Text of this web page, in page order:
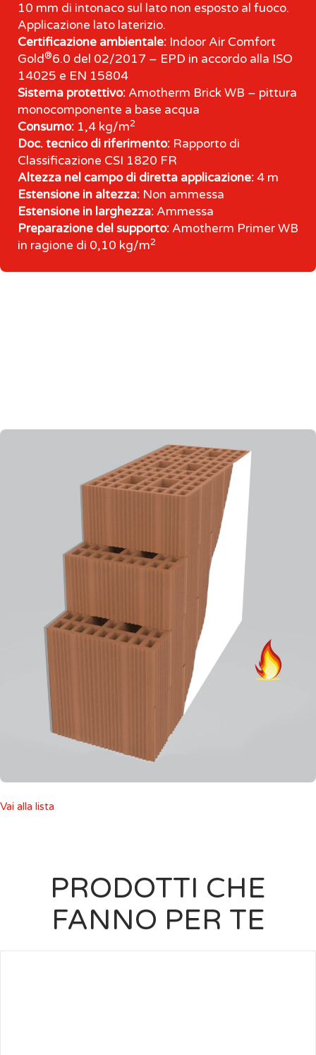
10 mm di intonaco sul lato non esposto al fuoco.
Applicazione lato laterizio.
Certificazione ambientale: Indoor Air Comfort
Gold®6.0 del 02/2017 – EPD in accordo alla ISO
14025 e EN 15804
Sistema protettivo: Amotherm Brick WB – pittura
monocomponente a base acqua
Consumo: 1,4 kg/m2
Doc. tecnico di riferimento: Rapporto di
Classificazione CSI 1820 FR
Altezza nel campo di diretta applicazione:4 m
Estensione in altezza: Non ammessa
Estensione in larghezza: Ammessa
Preparazione del supporto: Amotherm Primer WB
in ragione di 0,10 kg/m2
Vai alla lista
PRODOTTI CHE
FANNO PER TE